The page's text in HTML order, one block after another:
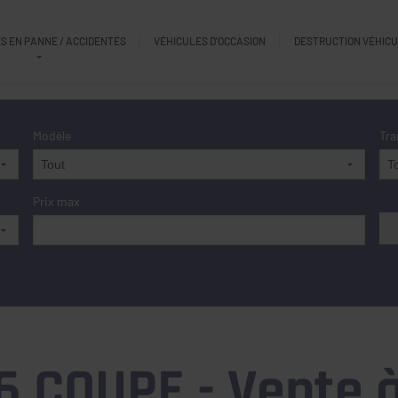
EN PANNE / ACCIDENTÉS VÉHICULES D'OCCASION DESTRUCTION
Modèle
Prix max